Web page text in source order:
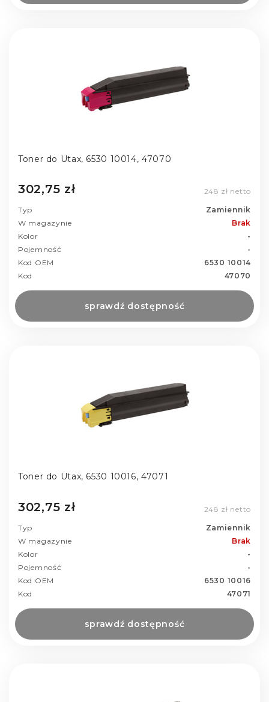
Toner do Utax, 6530 10014, 47070
302,75 zł 248 zł netto
Typ
Zamiennik
W magazynie
Brak
Kolor
-
Pojemność
-
Kod OEM
6530 10014
Kod
47070
sprawdź dostępność
Toner do Utax, 6530 10016, 47071
302,75 zł 248 zł netto
Typ
Zamiennik
W magazynie
Brak
Kolor
-
Pojemność
-
Kod OEM
6530 10016
Kod
47071
sprawdź dostępność